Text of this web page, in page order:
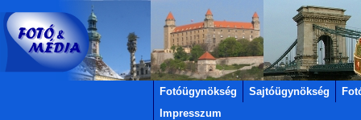
Fotóügynökség Sajtóügynökség
Impresszum